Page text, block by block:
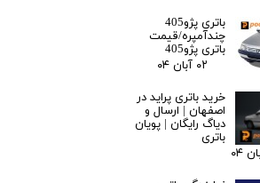
باتری پژو405
چندآمپره/قیمت
باتری پژو405
۰۲ آبان ۰۴
خرید باتری پراید در
اصفهان | ارسال و
دیاگ رایگان | پویان
باتری